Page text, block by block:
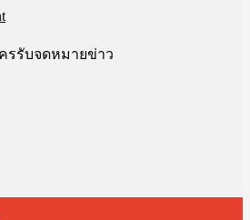
รรับจดหมายข่าว